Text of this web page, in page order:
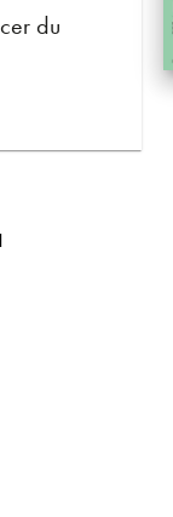
du